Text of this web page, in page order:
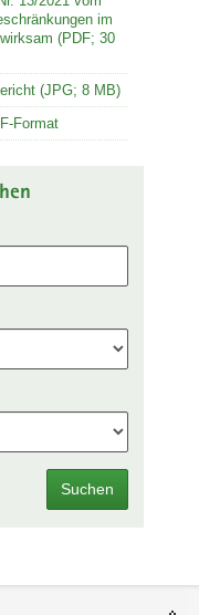
im
(PDF; 30
(JPG; 8 MB)
Format
Suchen